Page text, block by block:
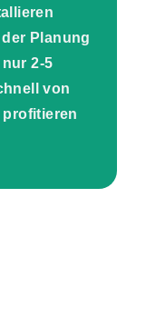
Planung
nur 2-5
von